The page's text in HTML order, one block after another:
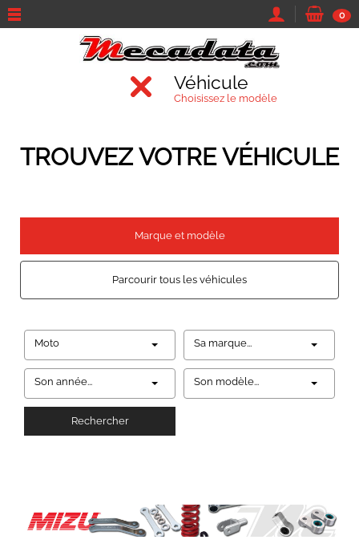
0
Véhicule
Choisissez le modèle
TROUVEZ VOTRE VÉHICULE
Marque et modèle
Parcourir tous les véhicules
Moto Sa marque...
Son année... Son modèle...
Rechercher